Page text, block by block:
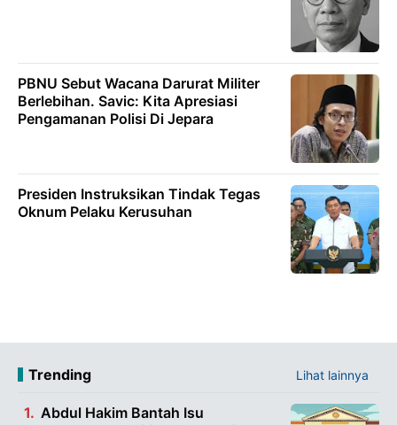
PBNU Sebut Wacana Darurat Militer
Berlebihan. Savic: Kita Apresiasi
Pengamanan Polisi Di Jepara
Presiden Instruksikan Tindak Tegas
Oknum Pelaku Kerusuhan
Trending Lihat lainnya
Abdul Hakim Bantah Isu